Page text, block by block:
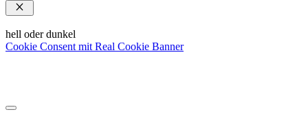
Schließen
hell oder dunkel
Cookie Consent mit Real Cookie Banner